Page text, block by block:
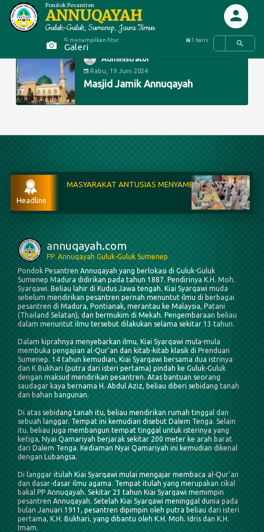
Pondok Pesantren
ANNUQAYAH
Guluk-Guluk, Sumenep, Jawa Timur
menampilkan fitur
Galeri
1 baris
Administrator
Rabu, 19 Juni 2024
Masjid Jamik Annuqayah
Headline
ANTUSIAS MENYAMBUT PELAKSANAAN PENERIMAAN
annuqayah.com
PP. Annuqayah Guluk-Guluk Sumenep
Pondok Pesantren Annuqayah yang berlokasi di Guluk-Guluk
Sumenep Madura didirikan pada tahun 1887. Pendirinya K.H. Moh.
Syarqawi. Beliau lahir di Kudus Jawa tengah. Kiai Syarqawi muda
sebelum mendirikan pesantren pernah menuntut ilmu di berbagai
pesantren di Madura, Pontianak, merantau ke Malaysia, Patani
(Thailand Selatan), dan bermukim di Mekah. Pengembaraan beliau
dalam menuntut ilmu tersebut dilakukan selama sekitar 13 tahun.
Dalam kiprahnya menyebarkan ilmu, Kiai Syarqawi mula-mula
membuka pengajian al-Qur'an dan kitab-kitab klasik di Prenduan
Sumenep. 14 tahun kemudian, Kiai Syarqawi bersama dua istrinya
dan K Bukhari (putra dari isteri pertama) pindah ke Guluk-Guluk
dengan maksud mendirikan pesantren. Atas bantuan seorang
saudagar kaya bernama H. Abdul Aziz, beliau diberi sebidang tanah
dan bahan bangunan.
Di atas sebidang tanah itu, beliau mendirikan rumah tinggal dan
sebuah langgar. Tempat ini kemudian disebut Dalem Tenga. Selain
itu, beliau juga membangun tempat tinggal untuk isterinya yang
ketiga, Nyai Qamariyah berjarak sekitar 200 meter ke arah barat
dari Dalem Tenga. Kediaman Nyai Qamariyah ini kemudian dikenal
dengan Lubangsa.
Di langgar itulah Kiai Syarqawi mulai mengajar membaca al-Qur'an
dan dasar-dasar ilmu agama. Tempat itulah yang merupakan cikal
bakal PP Annuqayah. Sekitar 23 tahun Kiai Syarqawi memimpin
pesantren Annuqayah. Setelah Kiai Syarqawi meninggal dunia pada
bulan Januari 1911, pesantren dipimpin oleh putra beliau dari isteri
pertama, K.H. Bukhari, yang dibantu oleh K.H. Moh. Idris dan K.H.
Imam.